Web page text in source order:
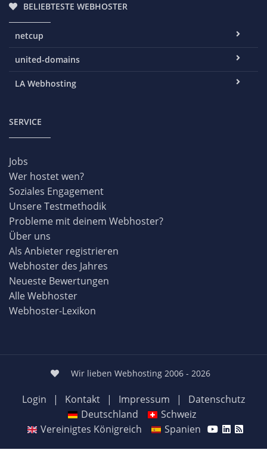
BELIEBTESTE WEBHOSTER
netcup
united-domains
LA Webhosting
SERVICE
Jobs
Wer hostet wen?
Soziales Engagement
Unsere Testmethodik
Probleme mit deinem Webhoster?
Über uns
Als Anbieter registrieren
Webhoster des Jahres
Neueste Bewertungen
Alle Webhoster
Webhoster-Lexikon
Wir lieben Webhosting 2006 - 2026
Login | Kontakt | Impressum |
Datenschutz
Deutschland
Schweiz
Vereinigtes Königreich
Spanien